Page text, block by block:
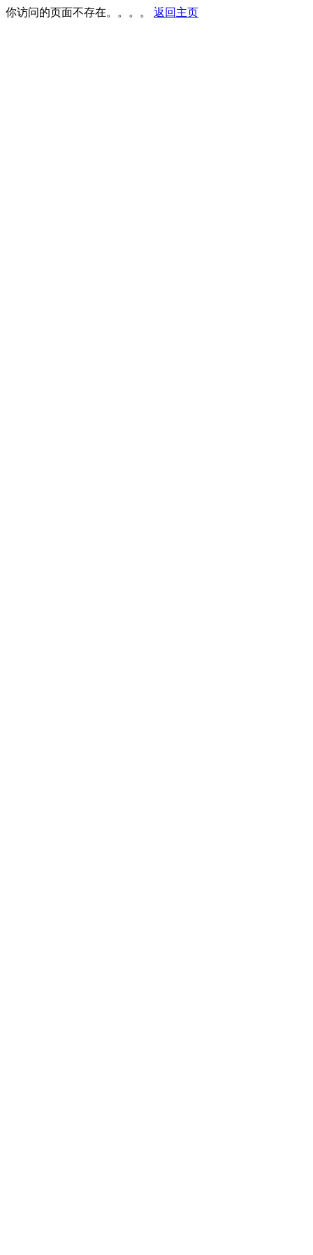
你访问的页面不存在。。。。 返回主页